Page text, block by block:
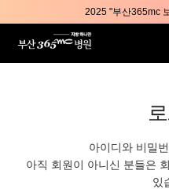
2025 "부산365mc
부산365mc병원, 8/
아이디와 비밀
아직 회원이 아니신 분들은
있